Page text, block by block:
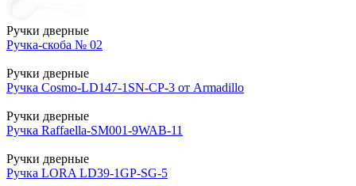
Ручки дверные
Ручка-скоба № 02
Ручки дверные
Ручка Cosmo-LD147-1SN-CP-3 от Armadillo
Ручки дверные
Ручка Raffaella-SM001-9WAB-11
Ручки дверные
Ручка LORA LD39-1GP-SG-5